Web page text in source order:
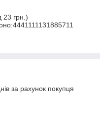
23 грн.)
за рахунок покупця